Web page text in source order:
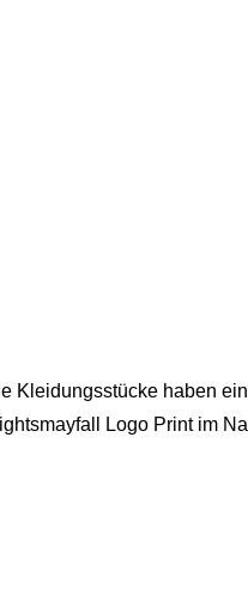
Kleidungsstücke haben
Logo Print im